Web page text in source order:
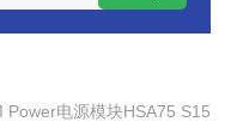
Power电源模块HSA75 S15